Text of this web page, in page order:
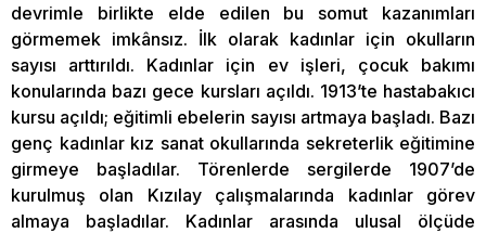
devrimle birlikte elde edilen bu somut kazanımları
görmemek imkânsız. İlk olarak kadınlar için okulların
sayısı arttırıldı. Kadınlar için ev işleri, çocuk bakımı
konularında bazı gece kursları açıldı. 1913’te hastabakıcı
kursu açıldı; eğitimli ebelerin sayısı artmaya başladı. Bazı
genç kadınlar kız sanat okullarında sekreterlik eğitimine
girmeye başladılar. Törenlerde sergilerde 1907’de
kurulmuş olan Kızılay çalışmalarında kadınlar görev
almaya başladılar. Kadınlar arasında ulusal ölçüde